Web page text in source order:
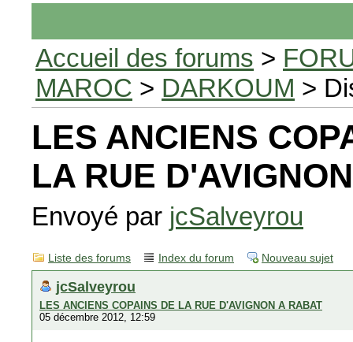
Accueil des forums >
MAROC > DARKOUM >
LES ANCIENS
LA RUE
Envoyé par jcSalveyrou
Liste des forums Index du forum Nouveau sujet
jcSalveyrou
LES ANCIENS COPAINS DE LA RUE D'AVIGNON A RABAT
05 décembre 2012, 12:59